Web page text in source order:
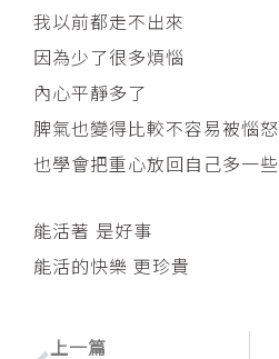
我以前都走不出來
因為少了很多煩惱
內心平靜多了
脾氣也變得比較不容易被惱怒
也學會把重心放回自己多一些
能活著 是好事
能活的快樂 更珍貴
上一頁
上一篇